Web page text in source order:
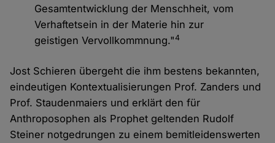
Gesamtentwicklung der Menschheit, vom
Verhaftetsein in der Materie hin zur
geistigen Vervollkommnung."4
Jost Schieren übergeht die ihm bestens bekannten,
eindeutigen Kontextualisierungen Prof. Zanders und
Prof. Staudenmaiers und erklärt den für
Anthroposophen als Prophet geltenden Rudolf
Steiner notgedrungen zu einem bemitleidenswerten